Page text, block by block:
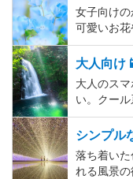
女子向け
可愛いお花
大人向け
大人のス
い。クール
シンプル
落ち着い
れる風景